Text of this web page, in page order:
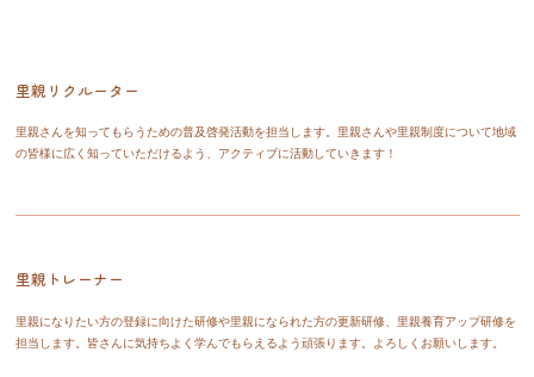
里親リクルーター
里親さんを知ってもらうための普及啓発活動を担当します。里親さんや里親制度について地域
の皆様に広く知っていただけるよう、アクティブに活動していきます！
里親トレーナー
里親になりたい方の登録に向けた研修や里親になられた方の更新研修、里親養育アップ研修を
担当します。皆さんに気持ちよく学んでもらえるよう頑張ります。よろしくお願いします。